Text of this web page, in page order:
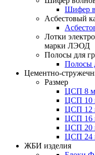
Шифер
Асбестовый
Лотки
марки ЛЭОД
Полосы для
Полосы
Цементно-
Размер
ЦСП 8
ЦСП 10
ЦСП 12
ЦСП 16
ЦСП 20
ЦСП 24
ЖБИ изделия